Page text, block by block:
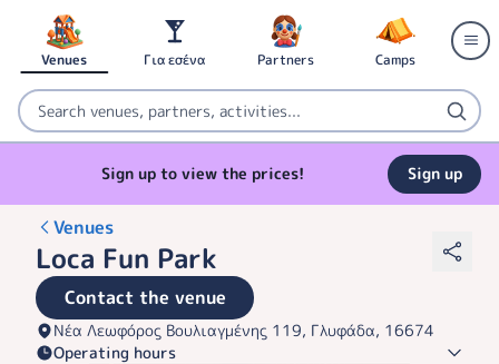
Venues Για εσένα Partners Camps
Sign up to view the prices! Sign up
Venues
Loca Fun Park
Contact the venue
Νέα Λεωφόρος Βουλιαγμένης 119, Γλυφάδα, 16674
Operating hours